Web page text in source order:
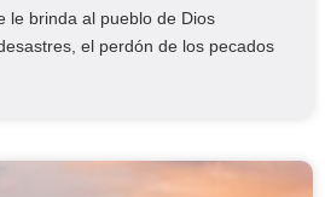
le brinda al pueblo de Dios
el perdón de los pecados